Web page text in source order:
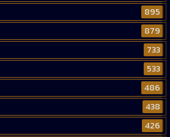
895
879
733
533
486
438
426